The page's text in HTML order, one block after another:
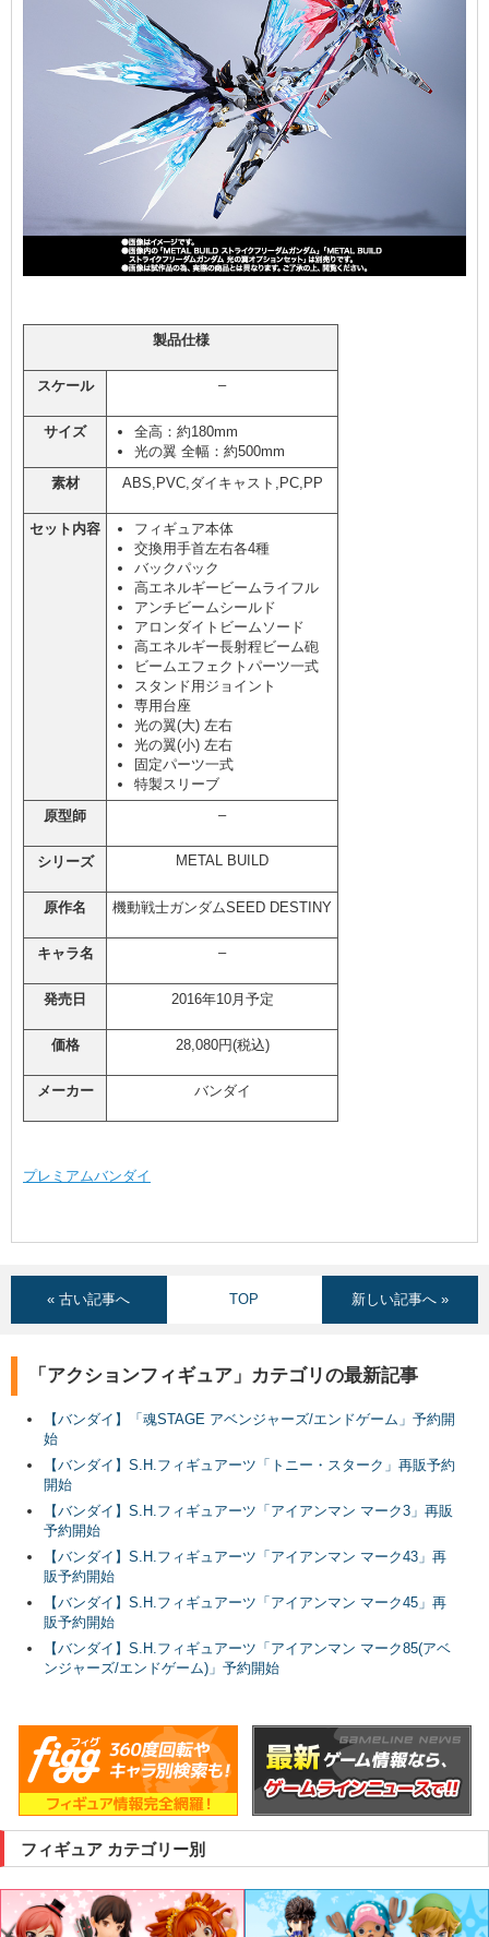
製品仕様
スケール –
サイズ
全高：約180mm
光の翼 全幅：約500mm
素材
ABS,PVC,ダイキャスト,PC,PP
セット内容
フィギュア本体
交換用手首左右各4種
バックパック
高エネルギービームライフル
アンチビームシールド
アロンダイトビームソード
高エネルギー長射程ビーム砲
ビームエフェクトパーツ一式
スタンド用ジョイント
専用台座
光の翼(大) 左右
光の翼(小) 左右
固定パーツ一式
特製スリーブ
原型師
–
シリーズ METAL BUILD
原作名 機動戦士ガンダムSEED DESTINY
キャラ名 –
発売日 2016年10月予定
価格 28,080円(税込)
メーカー バンダイ
プレミアムバンダイ
« 古い記事へ TOP 新しい記事へ »
「アクションフィギュア」カテゴリの最新記事
【バンダイ】「魂STAGE アベンジャーズ/エンドゲーム」予約開
始
【バンダイ】S.H.フィギュアーツ「トニー・スターク」再販予約
開始
【バンダイ】S.H.フィギュアーツ「アイアンマン マーク3」再販
予約開始
【バンダイ】S.H.フィギュアーツ「アイアンマン マーク43」再
販予約開始
【バンダイ】S.H.フィギュアーツ「アイアンマン マーク45」再
販予約開始
【バンダイ】S.H.フィギュアーツ「アイアンマン マーク85(アベ
ンジャーズ/エンドゲーム)」予約開始
フィギュア カテゴリー別